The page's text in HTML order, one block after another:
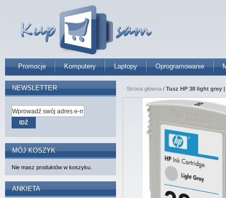
Promocje Komputery Laptopy Oprogramowanie
Strona główna / Tusz HP 38 light grey
NEWSLETTER
IDŹ
MÓJ KOSZYK
Nie masz produktów w koszyku.
ANKIETA